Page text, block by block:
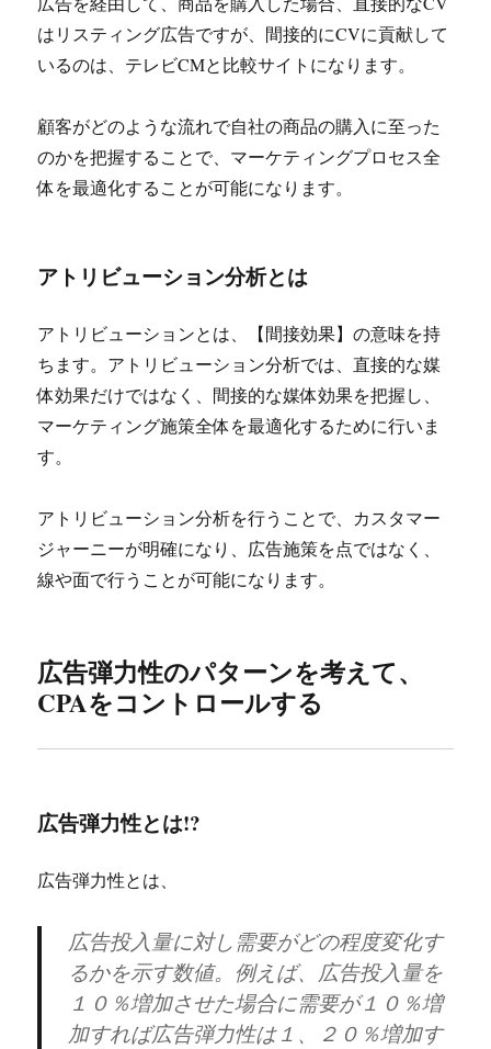
はリスティング広告ですが、間接的にCVに貢献して
いるのは、テレビCMと比較サイトになります。
顧客がどのような流れで自社の商品の購入に至った
のかを把握することで、マーケティングプロセス全
体を最適化することが可能になります。
アトリビューション分析とは
アトリビューションとは、【間接効果】の意味を持
ちます。アトリビューション分析では、直接的な媒
体効果だけではなく、間接的な媒体効果を把握し、
マーケティング施策全体を最適化するために行いま
す。
アトリビューション分析を行うことで、カスタマー
ジャーニーが明確になり、広告施策を点ではなく、
線や面で行うことが可能になります。
広告弾力性のパターンを考えて、
CPAをコントロールする
広告弾力性とは!?
広告弾力性とは、
広告投入量に対し需要がどの程度変化す
るかを示す数値。例えば、広告投入量を
１０％増加させた場合に需要が１０％増
加すれば広告弾力性は１、２０％増加す